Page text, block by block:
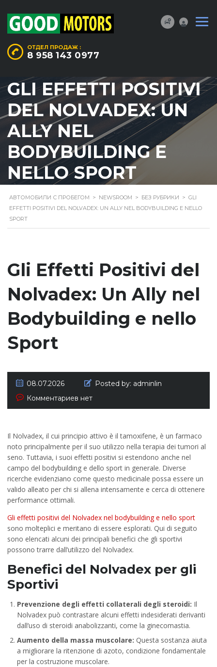
ОТДЕЛ ПРОДАЖ :
8 958 143 0977
GLI EFFETTI POSITIVI
DEL NOLVADEX: UN
ALLY NEL
BODYBUILDING E
NELLO SPORT
АВТОМОБИЛИ С ПРОБЕГОМ > NEWSROOM > БЕЗ РУБРИКИ > GLI
EFFETTI POSITIVI DEL NOLVADEX: UN ALLY NEL BODYBUILDING E NELLO
SPORT
Gli Effetti Positivi del
Nolvadex: Un Ally nel
Bodybuilding e nello
Sport
08.07.2026 Posted by: adminlin
Комментариев нет
Il Nolvadex, il cui principio attivo è il tamoxifene, è un farmaco
noto principalmente per il suo utilizzo nella terapia dei tumori al
seno. Tuttavia, i suoi effetti positivi si estendono anche nel
campo del bodybuilding e dello sport in generale. Diverse
ricerche evidenziano come questo medicinale possa essere un
valido alleato per chi si allena intensamente e cerca di ottenere
performance ottimali.
Gli effetti positivi del Nolvadex nel bodybuilding e nello sport
sono molteplici e meritano di essere esplorati. Qui di seguito
sono elencati alcuni dei principali benefici che gli sportivi
possono trarre dall’utilizzo del Nolvadex.
Benefici del Nolvadex per gli
Sportivi
Prevenzione degli effetti collaterali degli steroidi: Il
Nolvadex può contrastare alcuni effetti indesiderati derivanti
dall’uso di steroidi anabolizzanti, come la ginecomastia.
Aumento della massa muscolare: Questa sostanza aiuta
a migliorare la ritenzione di azoto, condizione fondamentale
per la costruzione muscolare.